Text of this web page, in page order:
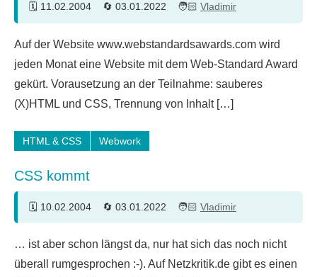
11.02.2004 03.01.2022 Vladimir
Auf der Website www.webstandardsawards.com wird
jeden Monat eine Website mit dem Web-Standard Award
gekürt. Vorausetzung an der Teilnahme: sauberes
(X)HTML und CSS, Trennung von Inhalt […]
HTML & CSS Webwork
CSS kommt
10.02.2004 03.01.2022 Vladimir
… ist aber schon längst da, nur hat sich das noch nicht
überall rumgesprochen :-). Auf Netzkritik.de gibt es einen